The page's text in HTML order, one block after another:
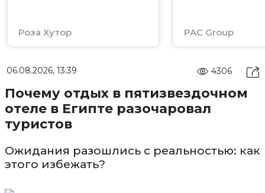
Роза Хутор PAC Group
06.08.2026, 13:39 4306
Почему отдых в пятизвездочном
отеле в Египте разочаровал
туристов
Ожидания разошлись с реальностью: как
этого избежать?